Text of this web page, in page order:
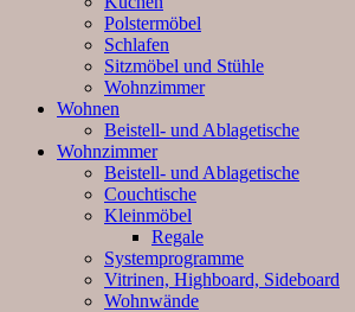
Polstermöbel
Schlafen
Sitzmöbel und Stühle
Wohnzimmer
Wohnen
Beistell- und Ablagetische
Wohnzimmer
Beistell- und Ablagetische
Couchtische
Kleinmöbel
Regale
Systemprogramme
Vitrinen, Highboard, Sideboard
Wohnwände